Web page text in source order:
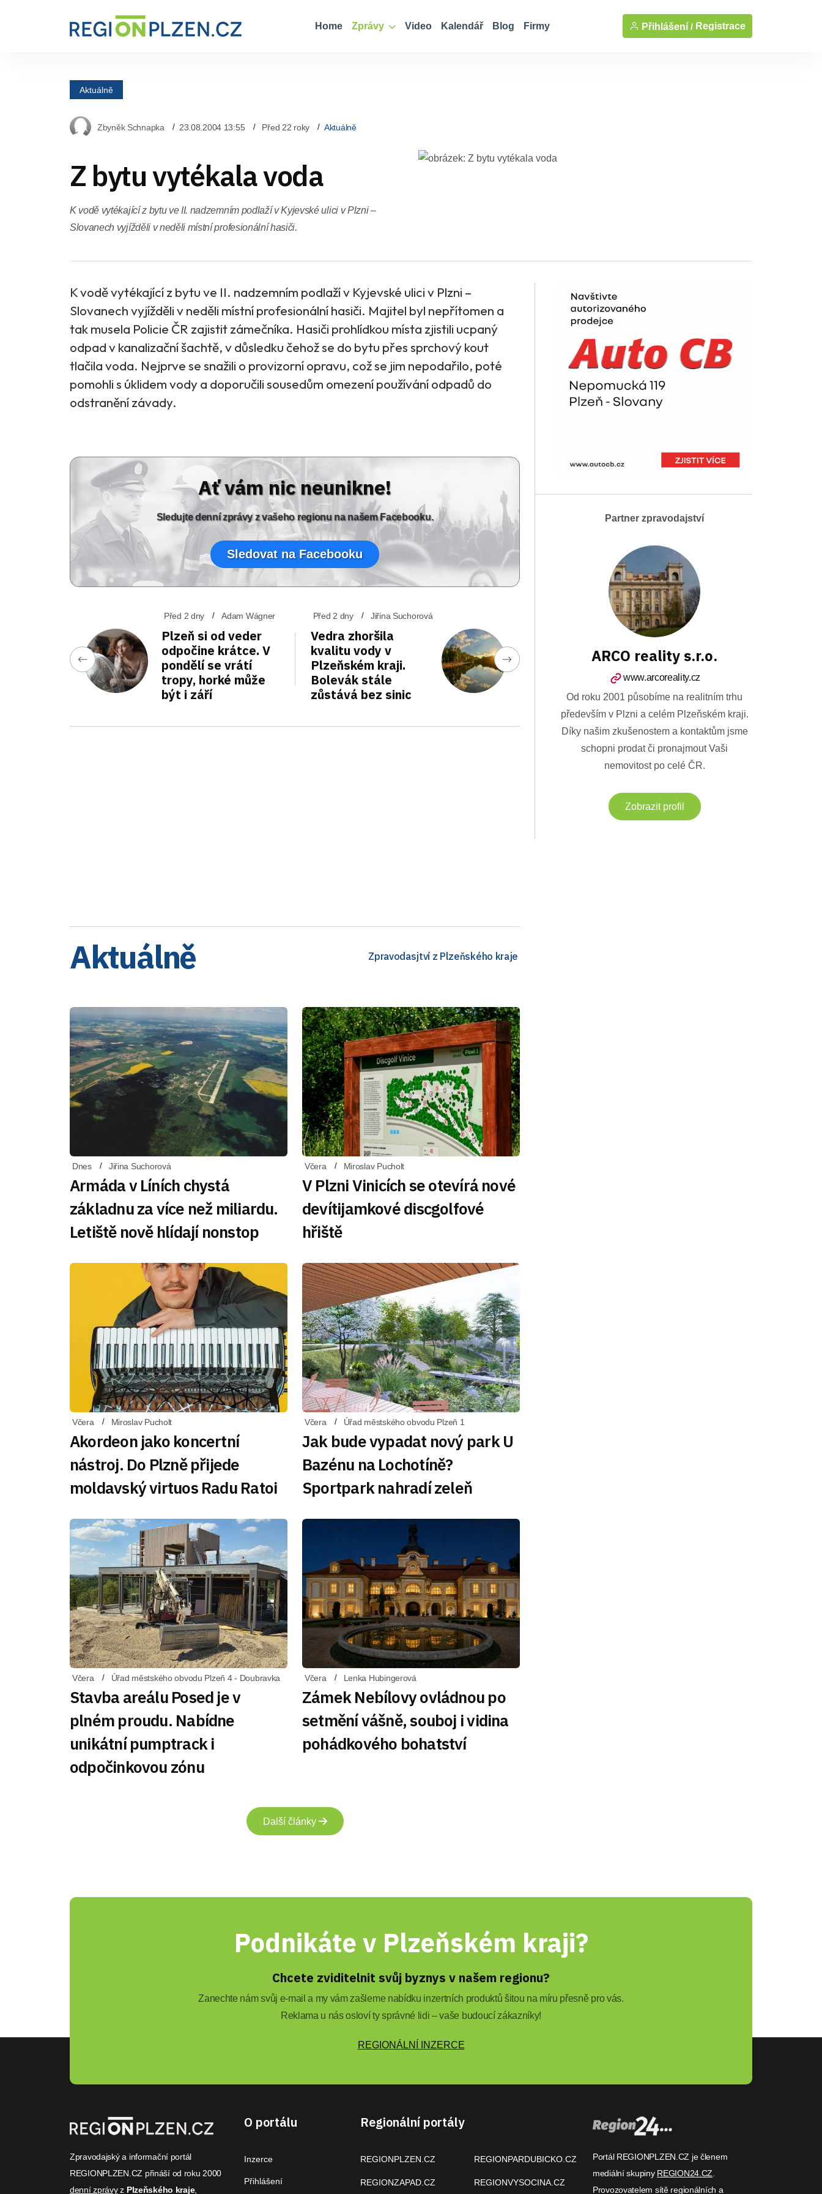
Home Zprávy Video Kalendář Blog Firmy Přihlášení / Registrace
Aktuálně
Zbyněk Schnapka 23.08.2004 13:55 Před 22 roky Aktuálně
Z bytu vytékala voda
K vodě vytékající z bytu ve II. nadzemním podlaží v Kyjevské ulici v Plzni –
Slovanech vyjížděli v neděli místní profesionální hasiči.
K vodě vytékající z bytu ve II. nadzemním podlaží v Kyjevské ulici v Plzni –
Slovanech vyjížděli v neděli místní profesionální hasiči. Majitel byl nepřítomen a
tak musela Policie ČR zajistit zámečníka. Hasiči prohlídkou místa zjistili ucpaný
odpad v kanalizační šachtě, v důsledku čehož se do bytu přes sprchový kout
tlačila voda. Nejprve se snažili o provizorní opravu, což se jim nepodařilo, poté
pomohli s úklidem vody a doporučili sousedům omezení používání odpadů do
odstranění závady.
Ať vám nic neunikne!
Sledujte denní zprávy z vašeho regionu na našem Facebooku.
Sledovat na Facebooku
Před 2 dny Adam Wágner
Plzeň si od veder
odpočine krátce. V
pondělí se vrátí
tropy, horké může
být i září
Před 2 dny Jiřina Suchorová
Vedra zhoršila
kvalitu vody v
Plzeňském kraji.
Bolevák stále
zůstává bez sinic
Aktuálně Zpravodasjtví z Plzeňského kraje
Dnes Jiřina Suchorová
Armáda v Líních chystá
základnu za více než miliardu.
Letiště nově hlídají nonstop
Včera Miroslav Pucholt
V Plzni Vinicích se otevírá nové
devítijamkové discgolfové
hřiště
Včera Miroslav Pucholt
Akordeon jako koncertní
nástroj. Do Plzně přijede
moldavský virtuos Radu Ratoi
Včera Úřad městského obvodu Plzeň 1
Jak bude vypadat nový park U
Bazénu na Lochotíně?
Sportpark nahradí zeleň
Včera Úřad městského obvodu Plzeň 4 - Doubravka
Stavba areálu Posed je v
plném proudu. Nabídne
unikátní pumptrack i
odpočinkovou zónu
Včera Lenka Hubingerová
Zámek Nebílovy ovládnou po
setmění vášně, souboj i vidina
pohádkového bohatství
Další články
Partner zpravodajství
ARCO reality s.r.o.
www.arcoreality.cz
Od roku 2001 působíme na realitním trhu
především v Plzni a celém Plzeňském kraji.
Díky našim zkušenostem a kontaktům jsme
schopni prodat či pronajmout Vaši
nemovitost po celé ČR.
Zobrazit profil
Podnikáte v Plzeňském kraji?
Chcete zviditelnit svůj byznys v našem regionu?
Zanechte nám svůj e-mail a my vám zašleme nabídku inzertních produktů šitou na míru přesně pro vás.
Reklama u nás osloví ty správné lidi – vaše budoucí zákazníky!
REGIONÁLNÍ INZERCE
Zpravodajský a informační portál
REGIONPLZEN.CZ přináší od roku 2000
denní zprávyz Plzeňského kraje,
O portálu
Inzerce
Přihlášení
Regionální portály
REGIONPLZEN.CZ
REGIONZAPAD.CZ
REGIONPARDUBICKO.CZ
REGIONVYSOCINA.CZ
Portál REGIONPLZEN.CZ je členem
mediální skupiny REGION24.CZ
Provozovatelem sítě regionálních a